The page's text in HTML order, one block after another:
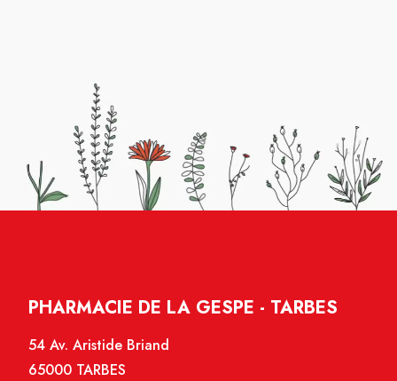
PHARMACIE DE LA GESPE - TARBES
54 Av. Aristide Briand
65000 TARBES